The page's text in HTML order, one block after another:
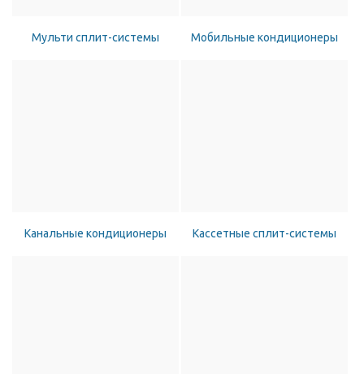
Мульти сплит-системы Мобильные кондиционеры
Канальные кондиционеры Кассетные сплит-системы